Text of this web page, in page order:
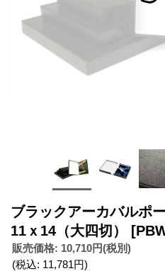
ブラックアーカバルポ
11ｘ14（大四切）
販売価格: 10,710円(税別)
(税込: 11,781円)